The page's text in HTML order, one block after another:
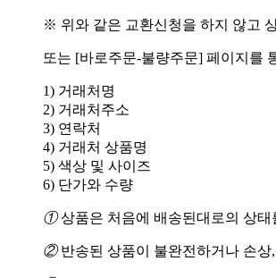
※ 위와 같은 교환신청을 하지 않고
또는 [바로주문-불량주문] 페이지를
1) 거래처명
2) 거래처주소
3) 연락처
4) 거래처 상품명
5) 색상 및 사이즈
6) 단가와 수량
①상품은 처음에 배송된대로의 상태
②반송된 상품이 불완전하거나 손상